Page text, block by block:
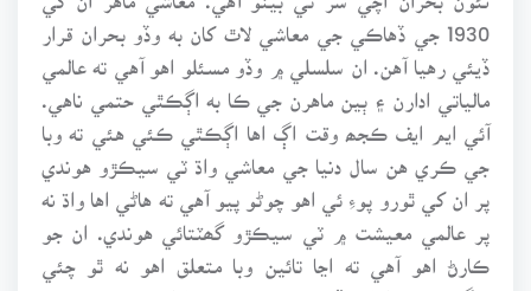
1930 جي ڏهاڪي جي معاشي لاٿ کان به وڏو بحران قرار
ڏيئي رهيا آهن. ان سلسلي ۾ وڏو مسئلو اهو آهي ته عالمي
مالياتي ادارن ۽ ٻين ماهرن جي ڪا به اڳڪٿي حتمي ناهي.
آئي ايم ايف ڪجھ وقت اڳ اها اڳڪٿي ڪئي هئي ته وبا
جي ڪري هن سال دنيا جي معاشي واڌ ٽي سيڪڙو هوندي
پر ان کي ٿورو پوءِ ئي اهو چوڻو پيو آهي ته هاڻي اها واڌ نه
پر عالمي معيشت ۾ ٽي سيڪڙو گھٽتائي هوندي. ان جو
ڪارڻ اهو آهي ته اڃا تائين وبا متعلق اهو نه ٿو چئي